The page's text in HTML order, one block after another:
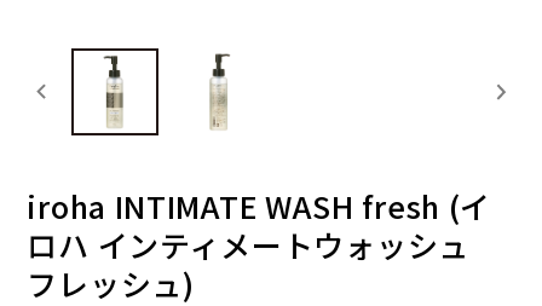
iroha INTIMATE WASH fresh (イ
ロハ インティメートウォッシュ
フレッシュ)